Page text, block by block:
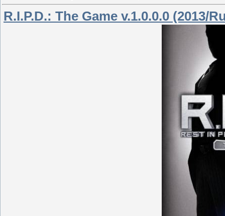
R.I.P.D.: The Game v.1.0.0.0 (2013/